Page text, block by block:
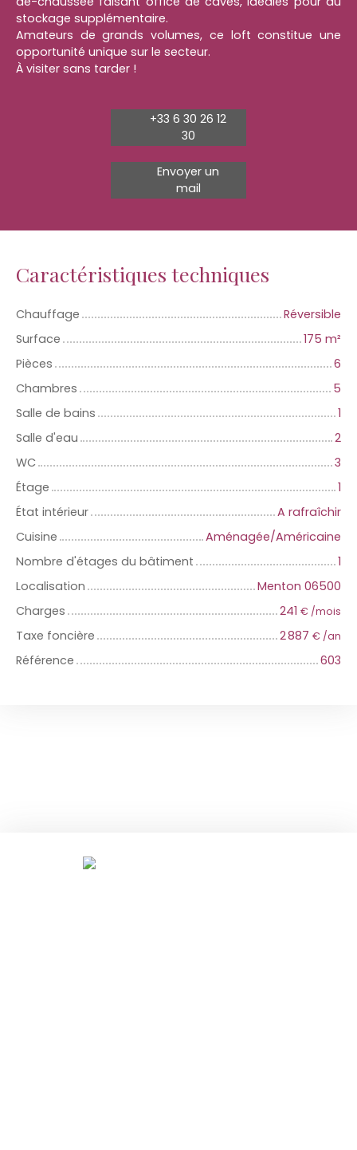
stockage supplémentaire.
Amateurs de grands volumes, ce loft constitue une
opportunité unique sur le secteur.
À visiter sans tarder !
+33 6 30 26 12
30
Envoyer un
mail
Caractéristiques techniques
Chauffage
Réversible
Surface
175 m²
Pièces
6
Chambres
5
Salle de bains
1
Salle d'eau
2
WC
3
Étage
1
État intérieur
A rafraîchir
Cuisine
Aménagée/Américaine
Nombre d'étages du bâtiment
1
Localisation
Menton 06500
Charges
241 € /mois
Taxe foncière 2 887 € /an
Référence 603